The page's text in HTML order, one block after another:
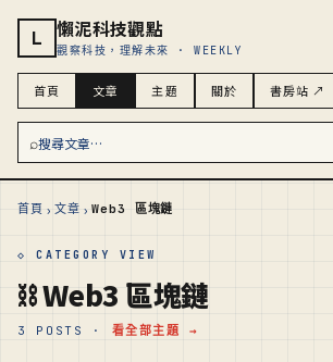
L 懶泥科技觀點
觀察科技，理解未來 · WEEKLY
⌕搜尋文章…
首頁 文章 主題 關於 書房站 ↗
首頁 › 文章 › Web3 區塊鏈
◇ CATEGORY VIEW
⛓️ Web3 區塊鏈
3 POSTS · 看全部主題 →